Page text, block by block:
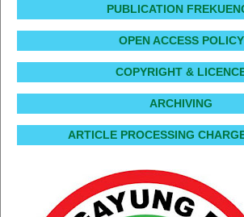
PUBLICATION
OPEN ACCESS POLICY
COPYRIGHT &
ARCHIVING
ARTICLE PROCESSING